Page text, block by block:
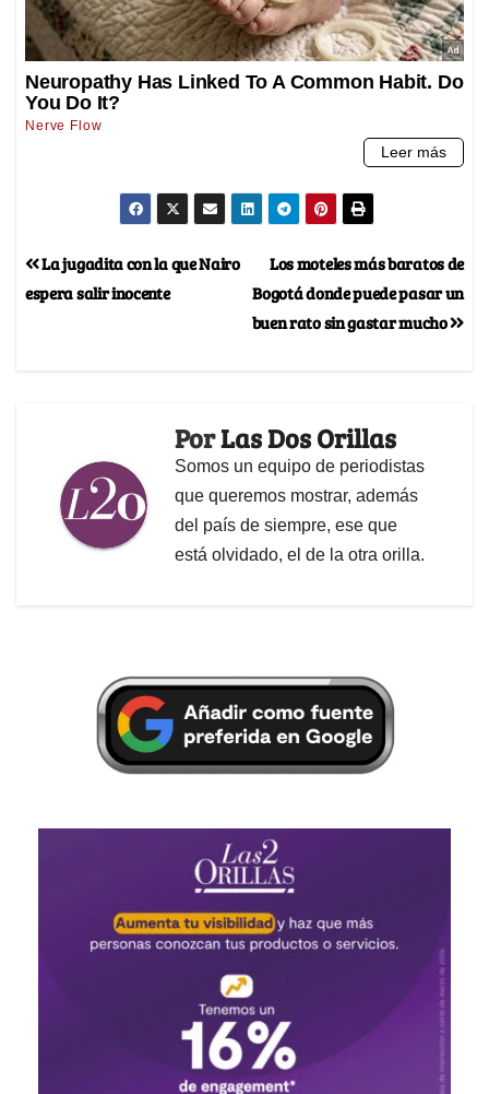
Los moteles más baratos de
Bogotá donde puede pasar un
buen rato sin gastar mucho
La jugadita con la que Nairo
espera salir inocente
PorLas Dos Orillas
Somos un equipo de periodistas
que queremos mostrar, además
del país de siempre, ese que
está olvidado, el de la otra orilla.